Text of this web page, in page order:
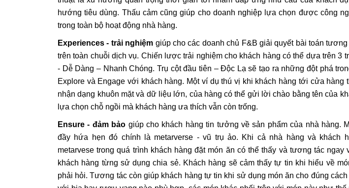
hướng tiêu dùng. Thấu cảm cũng giúp cho doanh nghiệp lựa chọn được công
trong toàn bộ hoạt động nhà hàng.
Experiences - trải nghiệm giúp cho các doanh chủ F&B giải quyết bài toán
trên toàn chuỗi dịch vụ. Chiến lược trải nghiệm cho khách hàng có thể dựa trên 3
- Dễ Dàng – Nhanh Chóng. Trụ cột đầu tiên – Độc Lạ sẽ tạo ra những đột phá
Explore và Engage với khách hàng. Một ví dụ thú vị khi khách hàng tới cửa hàng
nhận dạng khuôn mặt và dữ liệu lớn, của hàng có thể gửi lời chào bằng tên của
lựa chọn chỗ ngồi mà khách hàng ưa thích vẫn còn trống.
Ensure - đảm bảo giúp cho khách hàng tin tưởng về sản phẩm của nhà hàng.
đầy hứa hẹn đó chính là metarverse - vũ trụ ảo. Khi cả nhà hàng và khách
metarvese trong quá trình khách hàng đặt món ăn có thể thấy và tương tác ngay
khách hàng từng sử dụng chia sẻ. Khách hàng sẽ cảm thấy tự tin khi hiểu về
phải hỏi. Tương tác còn giúp khách hàng tự tin khi sử dụng món ăn cho đúng